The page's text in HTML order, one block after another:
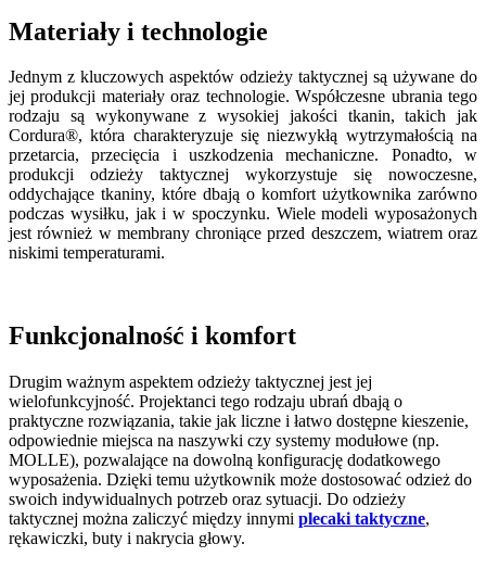
Materiały i technologie
Jednym z kluczowych aspektów odzieży taktycznej są używane do
jej produkcji materiały oraz technologie. Współczesne ubrania tego
rodzaju są wykonywane z wysokiej jakości tkanin, takich jak
Cordura®, która charakteryzuje się niezwykłą wytrzymałością na
przetarcia, przecięcia i uszkodzenia mechaniczne. Ponadto, w
produkcji odzieży taktycznej wykorzystuje się nowoczesne,
oddychające tkaniny, które dbają o komfort użytkownika zarówno
podczas wysiłku, jak i w spoczynku. Wiele modeli wyposażonych
jest również w membrany chroniące przed deszczem, wiatrem oraz
niskimi temperaturami.
Funkcjonalność i komfort
Drugim ważnym aspektem odzieży taktycznej jest jej
wielofunkcyjność. Projektanci tego rodzaju ubrań dbają o
praktyczne rozwiązania, takie jak liczne i łatwo dostępne kieszenie,
odpowiednie miejsca na naszywki czy systemy modułowe (np.
MOLLE), pozwalające na dowolną konfigurację dodatkowego
wyposażenia. Dzięki temu użytkownik może dostosować odzież do
swoich indywidualnych potrzeb oraz sytuacji. Do odzieży
taktycznej można zaliczyć między innymi plecaki taktyczne,
rękawiczki, buty i nakrycia głowy.